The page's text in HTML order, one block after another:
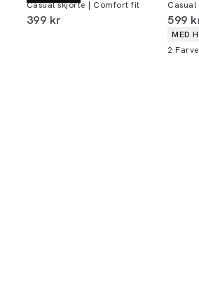
bonus 365 dage om året i
Casual skjorte | Comfort fit
I alt (inkl. rabat)
399 kr I alt
599
MED
2